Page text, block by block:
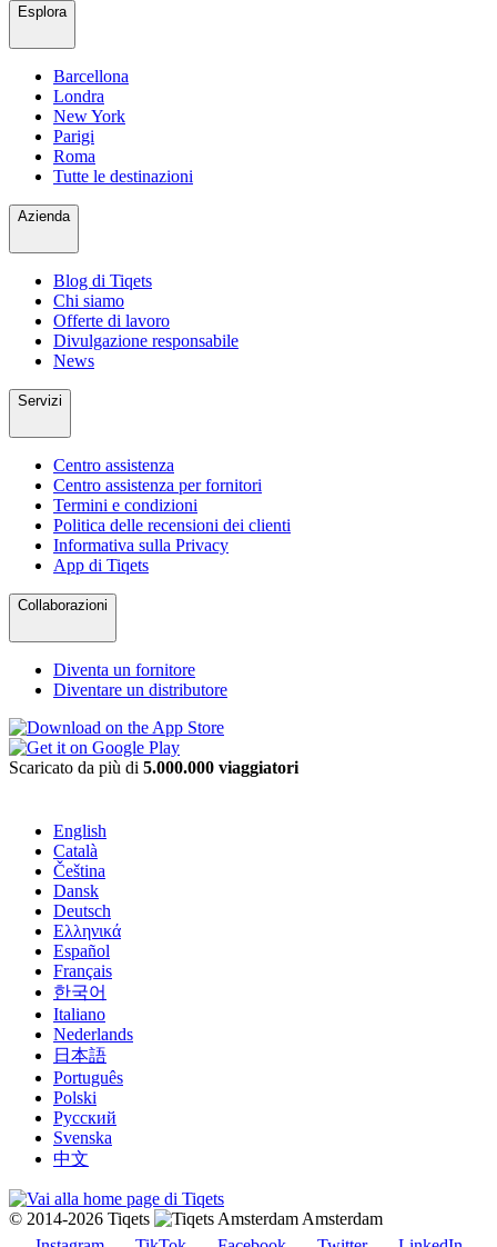
Esplora
Barcellona
Londra
New York
Parigi
Roma
Tutte le destinazioni
Azienda
Blog di Tiqets
Chi siamo
Offerte di lavoro
Divulgazione responsabile
News
Servizi
Centro assistenza
Centro assistenza per fornitori
Termini e condizioni
Politica delle recensioni dei clienti
Informativa sulla Privacy
App di Tiqets
Collaborazioni
Diventa un fornitore
Diventare un distributore
Scaricato da più di 5.000.000 viaggiatori
English
Català
Čeština
Dansk
Deutsch
Ελληνικά
Español
Français
한국어
Italiano
Nederlands
日本語
Português
Polski
Русский
Svenska
中文
© 2014-2026 Tiqets
Amsterdam